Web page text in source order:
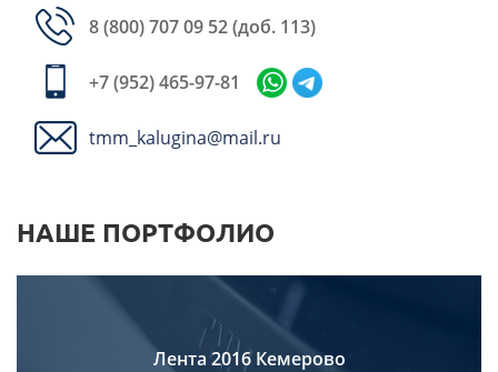
8 (800) 707 09 52(доб. 113)
+7 (952) 465-97-81
tmm_kalugina@mail.ru
НАШЕ ПОРТФОЛИО
Лента 2016 Кемерово